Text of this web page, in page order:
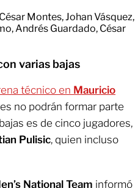
Montes, Johan Vásquez,
Andrés Guardado, César
varias bajas
técnico en Mauricio
no podrán formar parte
es de cinco jugadores,
Pulisic, quien incluso
National Team informó